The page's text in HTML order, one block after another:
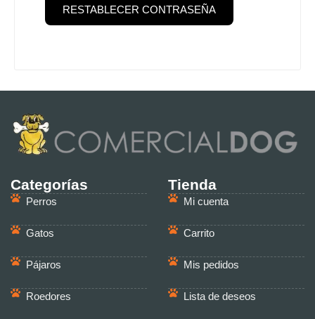
RESTABLECER CONTRASEÑA
Categorías
Perros
Gatos
Pájaros
Roedores
Tienda
Mi cuenta
Carrito
Mis pedidos
Lista de deseos